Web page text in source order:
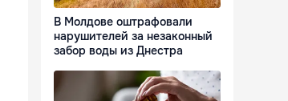
В Молдове оштрафовали
нарушителей за незаконный
забор воды из Днестра